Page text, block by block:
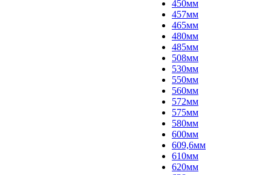
450мм
457мм
465мм
480мм
485мм
508мм
530мм
550мм
560мм
572мм
575мм
580мм
600мм
609,6мм
610мм
620мм